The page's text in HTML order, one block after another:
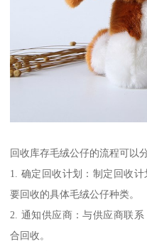
回收库存毛绒公仔的流程可以
1. 确定回收计划：制定回收
要回收的具体毛绒公仔种类。
2. 通知供应商：与供应商联
合回收。